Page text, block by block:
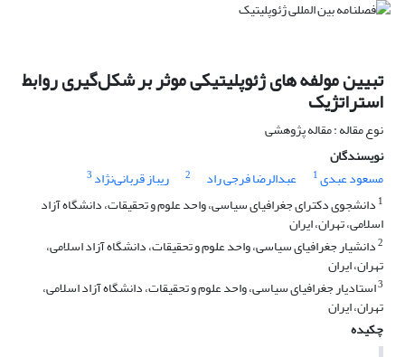
تبیین مولفه های ژئوپلیتیکی موثر بر شکل‌گیری روابط
استراتژیک
نوع مقاله : مقاله پژوهشی
نویسندگان
مسعود عبدی1 عبدالرضا فرجی راد 2 ریباز قربانی‌نژاد 3
1 دانشجوی دکترای جغرافیای سیاسی، واحد علوم و تحقیقات، دانشگاه آزاد
اسلامی، تهران، ایران
2دانشیار جغرافیای سیاسی، واحد علوم و تحقیقات، دانشگاه آزاد اسلامی،
تهران، ایران
3استادیار جغرافیای سیاسی، واحد علوم و تحقیقات، دانشگاه آزاد اسلامی،
تهران، ایران
چکیده